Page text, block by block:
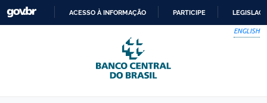
Skip to main content
PARA
O
CONTEÚDO
ACESSO À INFORMAÇÃO PARTICIPE
ENGLISH